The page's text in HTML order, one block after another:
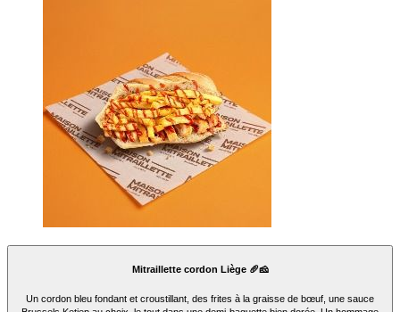
Mitraillette cordon Liège 🥖🧀
Un cordon bleu fondant et croustillant, des frites à la graisse de bœuf, une sauce